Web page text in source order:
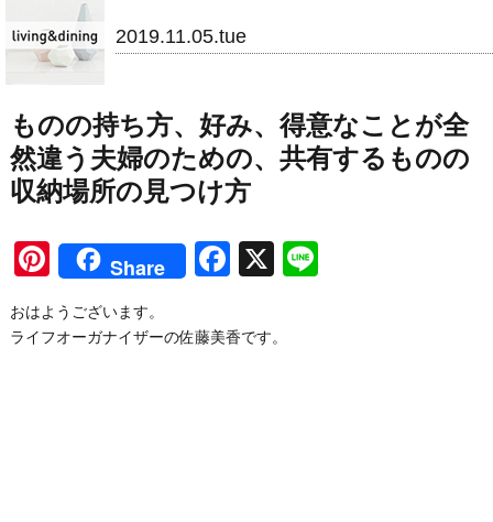
2019.11.05.tue
ものの持ち方、好み、得意なことが全
然違う夫婦のための、共有するものの
収納場所の見つけ方
Pinterest
Share Facebook
X
おはようございます。
ライフオーガナイザーの佐藤美香です。